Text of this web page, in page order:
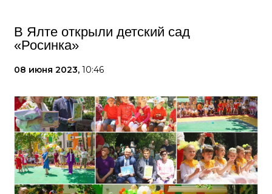
В Ялте открыли детский сад
«Росинка»
08 июня 2023, 10:46